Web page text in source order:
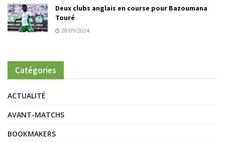
Deux clubs anglais en course pour Bazoumana
Touré
28/09/2024
Catégories
ACTUALITÉ
AVANT-MATCHS
BOOKMAKERS